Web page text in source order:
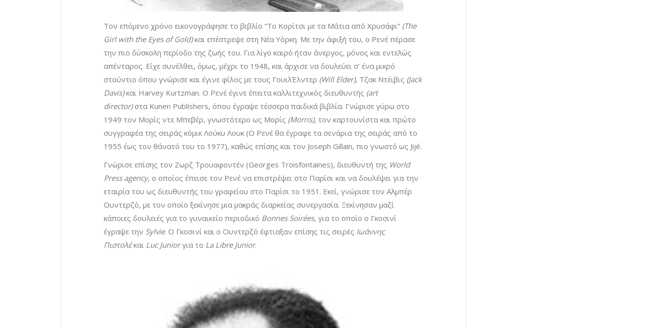
Τον επόμενο χρόνο εικονογράφησε το βιβλίο “Το Κορίτσι με τα Mάτια από Χρυσάφι” (The
Girl with the Eyes of Gold)και επέστρεψε στη Νέα Υόρκη. Με την άφιξή του, ο Ρενέ πέρασε
την πιο δύσκολη περίοδο της ζωής του. Για λίγο καιρό ήταν άνεργος, μόνος και εντελώς
απένταρος. Είχε συνέλθει, όμως, μέχρι το 1948, και άρχισε να δουλεύει σ’ ένα μικρό
στούντιο όπου γνώρισε και έγινε φίλος με τους ΓουιλΈλντερ (Will Elder), Τζακ Ντέιβις (Jack
Davis)και Harvey Kurtzman. Ο Ρενέ έγινε έπειτα καλλιτεχνικός διευθυντής (art
director)στα Kunen Publishers, όπου έγραψε τέσσερα παιδικά βιβλία. Γνώρισε γύρω στο
1949 τον Μορίς ντε Μπεβέρ, γνωστότερο ως Μορίς (Morris), τον καρτουνίστα και πρώτο
συγγραφέα της σειράς κόμικ Λούκυ Λουκ (Ο Ρενέ θα έγραφε τα σενάρια της σειράς από το
1955 έως τον θάνατό του το 1977), καθώς επίσης και τον Joseph Gillain, πιο γνωστό ως Jijé.
Γνώρισε επίσης τον Ζωρζ Τρουαφοντέν (Georges Troisfontaines), διευθυντή της World
Press agency, ο οποίος έπεισε τον Ρενέ να επιστρέψει στο Παρίσι και να δουλέψει για την
εταιρία του ως διευθυντής του γραφείου στο Παρίσι το 1951. Εκεί, γνώρισε τον Αλμπέρ
Ουντερζό, με τον οποίο ξεκίνησε μια μακράς διαρκείας συνεργασία. Ξεκίνησαν μαζί
κάποιες δουλειές για το γυναικείο περιοδικό Bonnes Soirées, για το οποίο ο Γκοσινί
έγραψε την Sylvie. Ο Γκοσινί και ο Ουντερζό έφτιαξαν επίσης τις σειρές Ιωάννης
Πιστολέκαι Luc Juniorγια το La Libre Junior.